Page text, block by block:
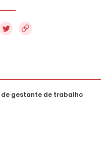
gestante de trabalho